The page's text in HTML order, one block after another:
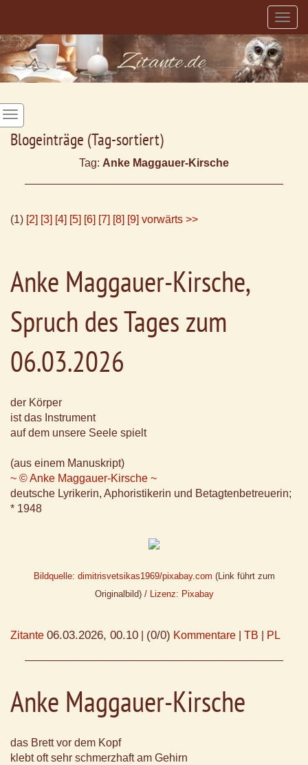
Blogeinträge (Tag-sortiert)
Tag: Anke Maggauer-Kirsche
(1) [2] [3] [4] [5] [6] [7] [8] [9] vorwärts >>
Anke Maggauer-Kirsche,
Spruch des Tages zum
06.03.2026
der Körper
ist das Instrument
auf dem unsere Seele spielt
(aus einem Manuskript)
~ © Anke Maggauer-Kirsche ~
deutsche Lyrikerin, Aphoristikerin und Betagtenbetreuerin;
* 1948
Bildquelle: dimitrisvetsikas1969/pixabay.com (Link führt zum
Originalbild) / Lizenz: Pixabay
Zitante 06.03.2026, 00.10 (0/0) Kommentare TB PL
Anke Maggauer-Kirsche
das Brett vor dem Kopf
klebt oft sehr schmerzhaft am Gehirn